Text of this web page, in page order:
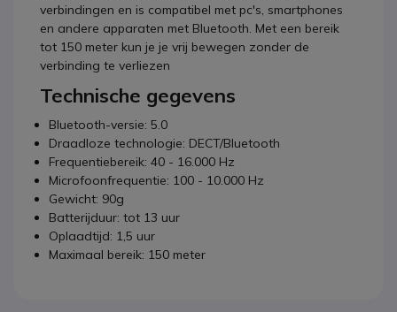
verbindingen en is compatibel met pc's, smartphones
en andere apparaten met Bluetooth. Met een bereik
tot 150 meter kun je je vrij bewegen zonder de
verbinding te verliezen
Technische gegevens
Bluetooth-versie: 5.0
Draadloze technologie: DECT/Bluetooth
Frequentiebereik: 40 - 16.000 Hz
Microfoonfrequentie: 100 - 10.000 Hz
Gewicht: 90g
Batterijduur: tot 13 uur
Oplaadtijd: 1,5 uur
Maximaal bereik: 150 meter